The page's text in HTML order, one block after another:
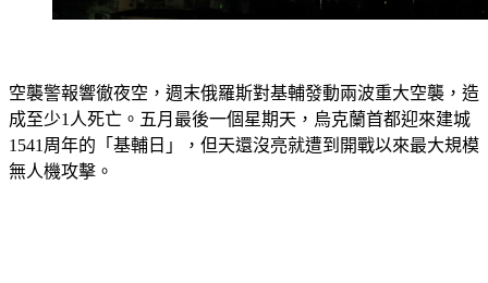
空襲警報響徹夜空，週末俄羅斯對基輔發動兩波重大空襲，造
成至少1人死亡。五月最後一個星期天，烏克蘭首都迎來建城
1541周年的「基輔日」，但天還沒亮就遭到開戰以來最大規模
無人機攻擊。